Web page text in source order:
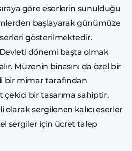
göre eserlerin sunulduğu
başlayarak günümüze
gösterilmektedir.
dönemi başta olmak
Müzenin binasını da özel bir
bir mimar tarafından
çekici bir tasarıma sahiptir.
olarak sergilenen kalıcı eserler
sergiler için ücret talep